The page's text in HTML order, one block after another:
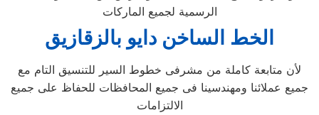
الرسمية لجميع الماركات
الخط الساخن دايو بالزقازيق
لأن متابعة كاملة من مشرفى خطوط السير للتنسيق التام مع
جميع عملائنا ومهندسينا فى جميع المحافظات للحفاظ على جميع
الالتزامات